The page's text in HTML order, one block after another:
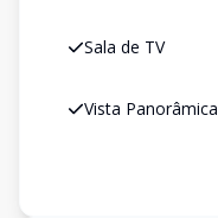
Sala de TV
Vista Panorâmica